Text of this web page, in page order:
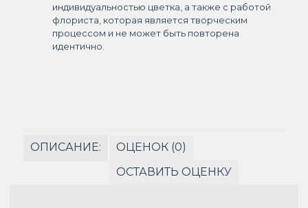
индивидуальностью цветка, а также с работой
флориста, которая является творческим
процессом и не может быть повторена
идентично.
ОПИСАНИЕ:
ОЦЕНОК (0)
ОСТАВИТЬ ОЦЕНКУ